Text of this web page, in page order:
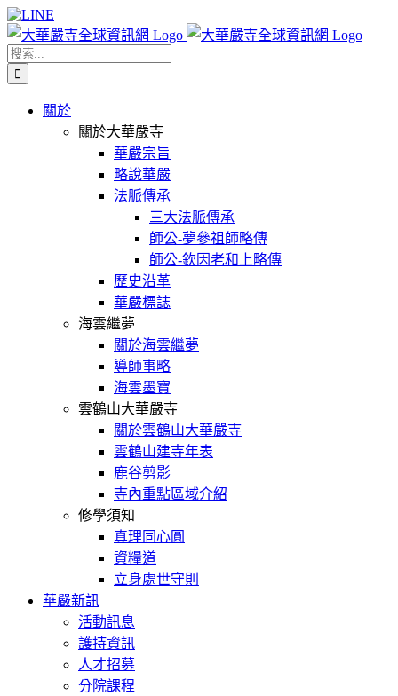
Skip
to
content
Facebook
X
WeChat
YouTube
LINE
搜
索
關於
關於大華嚴寺
華嚴宗旨
略說華嚴
法脈傳承
三大法脈傳承
師公-夢參祖師略傳
師公-欽因老和上略傳
歷史沿革
華嚴標誌
海雲繼夢
關於海雲繼夢
導師事略
海雲墨寶
雲鶴山大華嚴寺
關於雲鶴山大華嚴寺
雲鶴山建寺年表
鹿谷剪影
寺內重點區域介紹
修學須知
真理同心圓
資糧道
立身處世守則
華嚴新訊
活動訊息
護持資訊
人才招募
分院課程